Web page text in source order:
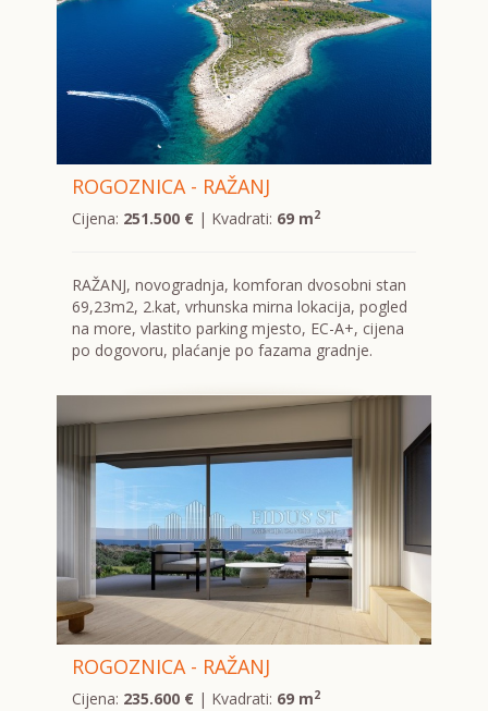
ROGOZNICA - RAŽANJ
Cijena: 251.500 €| Kvadrati: 69 m2
RAŽANJ, novogradnja, komforan dvosobni stan
69,23m2, 2.kat, vrhunska mirna lokacija, pogled
na more, vlastito parking mjesto, EC-A+, cijena
po dogovoru, plaćanje po fazama gradnje.
ROGOZNICA - RAŽANJ
Cijena: 235.600 €| Kvadrati: 69 m2